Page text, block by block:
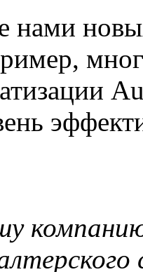
нами